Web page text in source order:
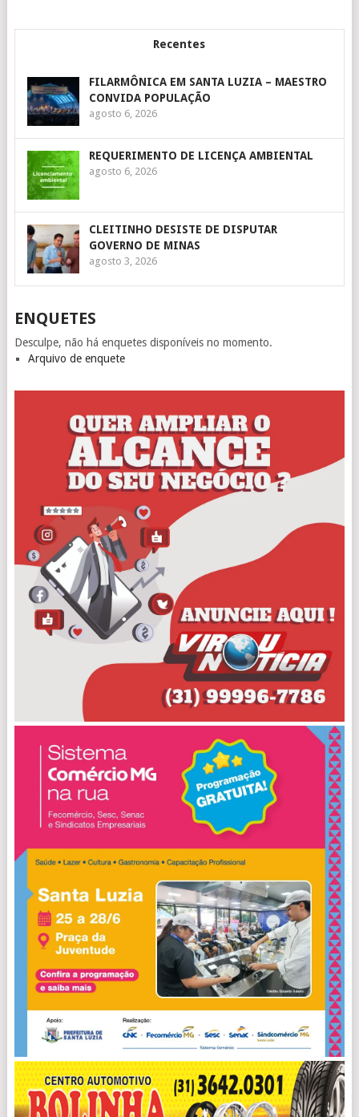
Recentes
FILARMÔNICA EM SANTA LUZIA – MAESTRO
CONVIDA POPULAÇÃO
agosto 6, 2026
REQUERIMENTO DE LICENÇA AMBIENTAL
agosto 6, 2026
CLEITINHO DESISTE DE DISPUTAR
GOVERNO DE MINAS
agosto 3, 2026
ENQUETES
Desculpe, não há enquetes disponíveis no momento.
Arquivo de enquete